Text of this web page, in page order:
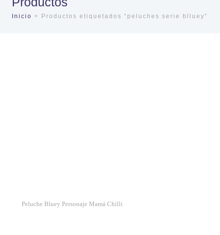
Inicio > Productos etiquetados “peluches serie blluey”
Peluche Bluey Personaje Mamá Chilli